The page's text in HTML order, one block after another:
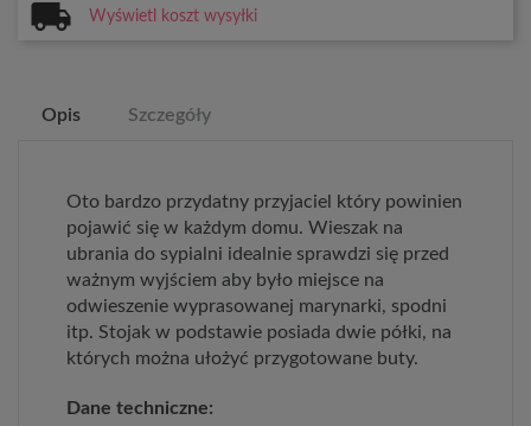
Wyświetl koszt wysyłki
Opis Szczegóły
Oto bardzo przydatny przyjaciel który powinien
pojawić się w każdym domu. Wieszak na
ubrania do sypialni idealnie sprawdzi się przed
ważnym wyjściem aby było miejsce na
odwieszenie wyprasowanej marynarki, spodni
itp. Stojak w podstawie posiada dwie półki, na
których można ułożyć przygotowane buty.
Dane techniczne: